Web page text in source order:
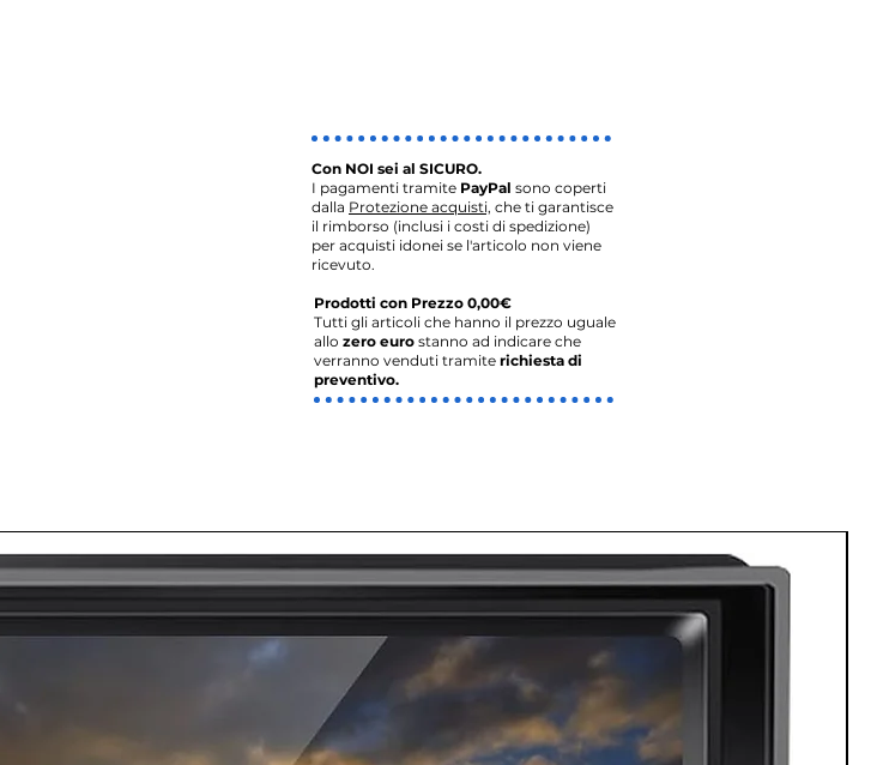
Con NOI sei al SICURO.
I pagamenti tramite PayPal sono coperti
dalla Protezione acquisti, che ti garantisce
il rimborso (inclusi i costi di spedizione)
per acquisti idonei se l'articolo non viene
ricevuto.
Prodotti con Prezzo 0,00€
Tutti gli articoli che hanno il prezzo uguale
allo zero euro stanno ad indicare che
verranno venduti tramite richiesta di
preventivo.